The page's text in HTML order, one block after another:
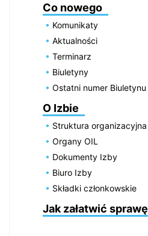
Co nowego
Komunikaty
Aktualności
Terminarz
Biuletyny
Ostatni numer Biuletynu
O Izbie
Struktura organizacyjna
Organy OIL
Dokumenty Izby
Biuro Izby
Składki członkowskie
Jak załatwić sprawę